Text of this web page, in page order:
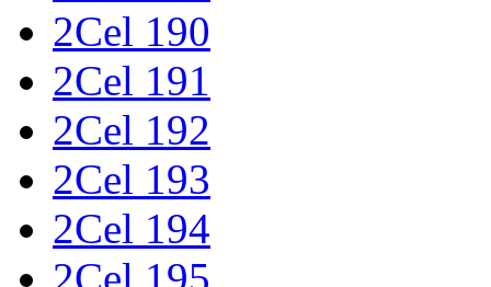
2Cel 190
2Cel 191
2Cel 192
2Cel 193
2Cel 194
2Cel 195